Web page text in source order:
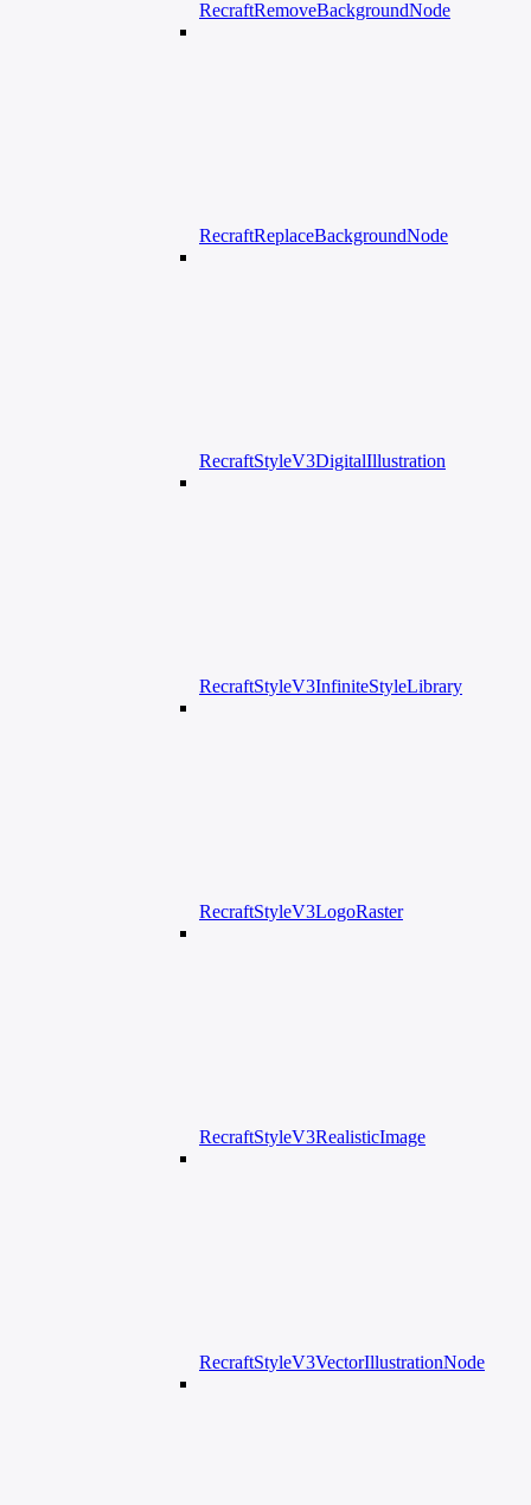
RecraftRemoveBackgroundNode
RecraftReplaceBackgroundNode
RecraftStyleV3DigitalIllustration
RecraftStyleV3InfiniteStyleLibrary
RecraftStyleV3LogoRaster
RecraftStyleV3RealisticImage
RecraftStyleV3VectorIllustrationNode